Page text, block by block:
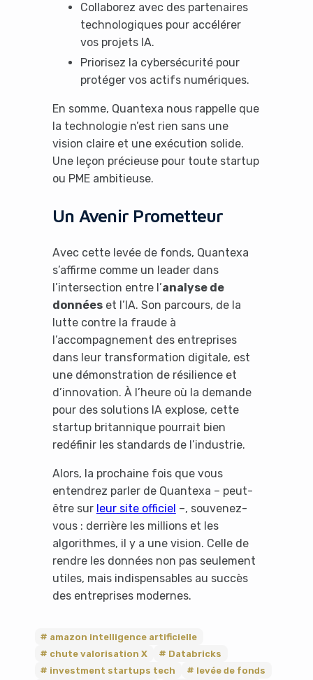
Collaborez avec des partenaires
technologiques pour accélérer
vos projets IA.
Priorisez la cybersécurité pour
protéger vos actifs numériques.
En somme, Quantexa nous rappelle que
la technologie n’est rien sans une
vision claire et une exécution solide.
Une leçon précieuse pour toute startup
ou PME ambitieuse.
Un Avenir Prometteur
Avec cette levée de fonds, Quantexa
s’affirme comme un leader dans
l’intersection entre l’analyse de
donnéeset l’IA. Son parcours, de la
lutte contre la fraude à
l’accompagnement des entreprises
dans leur transformation digitale, est
une démonstration de résilience et
d’innovation. À l’heure où la demande
pour des solutions IA explose, cette
startup britannique pourrait bien
redéfinir les standards de l’industrie.
Alors, la prochaine fois que vous
entendrez parler de Quantexa – peut-
être sur leur site officiel –, souvenez-
vous : derrière les millions et les
algorithmes, il y a une vision. Celle de
rendre les données non pas seulement
utiles, mais indispensables au succès
des entreprises modernes.
amazon intelligence artificielle
chute valorisation X
Databricks
investment startups tech
levée de fonds